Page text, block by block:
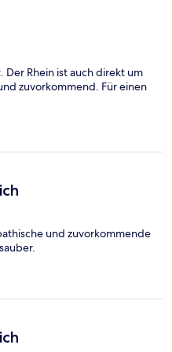
Der Rhein ist auch direkt um
zuvorkommend. Für einen
und zuvorkommende